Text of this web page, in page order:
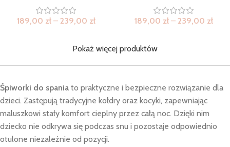
189,00 zł – 239,00 zł 189,00 zł – 239,00 zł
Pokaż więcej produktów
Śpiworki do spania to praktyczne i bezpieczne rozwiązanie dla
dzieci. Zastępują tradycyjne kołdry oraz kocyki, zapewniając
maluszkowi stały komfort cieplny przez całą noc. Dzięki nim
dziecko nie odkrywa się podczas snu i pozostaje odpowiednio
otulone niezależnie od pozycji.